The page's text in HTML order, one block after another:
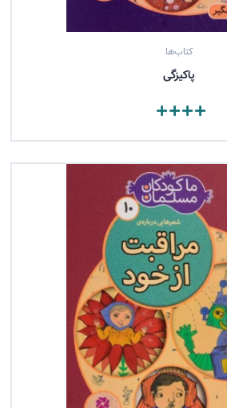
کتاب‌ها
پاكيزگی
مشاهده کتاب